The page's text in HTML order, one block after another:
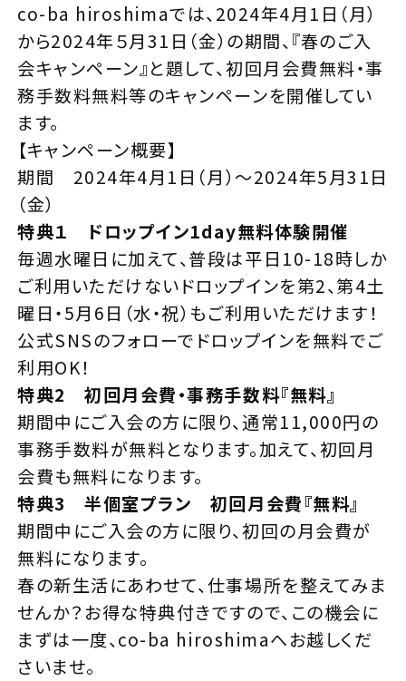
co-ba hiroshimaでは、2024年4月1日（月）
から2024年５月31日（金）の期間、『春のご入
会キャンペーン』と題して、初回月会費無料・事
務手数料無料等のキャンペーンを開催してい
ます。
【キャンペーン概要】
期間 2024年4月1日（月）～2024年5月31日
（金）
特典１ ドロップイン1day無料体験開催
毎週水曜日に加えて、普段は平日10-18時しか
ご利用いただけないドロップインを第2、第4土
曜日・5月6日（水・祝）もご利用いただけます！
公式SNSのフォローでドロップインを無料でご
利用OK！
特典2 初回月会費・事務手数料『無料』
期間中にご入会の方に限り、通常11,000円の
事務手数料が無料となります。加えて、初回月
会費も無料になります。
特典3 半個室プラン 初回月会費『無料』
期間中にご入会の方に限り、初回の月会費が
無料になります。
春の新生活にあわせて、仕事場所を整えてみま
せんか？お得な特典付きですので、この機会に
まずは一度、co-ba hiroshimaへお越しくだ
さいませ。